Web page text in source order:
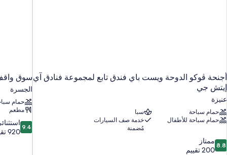
أجنحة ڤوكو الدوحة ويست باي فندق تابع لمجموعة فنادق آي
إيتش جي
عنيزة
حمام سباحة
سبا
حمام سباحة للأطفال
خدمة صف السيارات
مُضمنة
8.8
من
8.8 ممتاز
200 تقييم
سوق
الجسرة
حمام
مطعم
9.4
من
9.4
920 تقييمًا